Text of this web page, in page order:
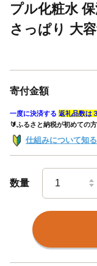
プル化粧水
さっぱり 大
寄付金額
一度に決済する 返礼品数は
🔰ふるさと納税が初めての
仕組みについて知る
数量